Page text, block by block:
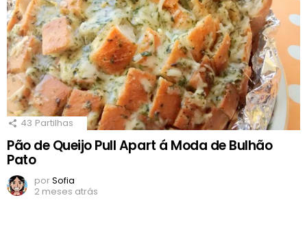
43 Partilhas
Pão de Queijo Pull Apart á Moda de Bulhão
Pato
porSofia
2 meses atrás